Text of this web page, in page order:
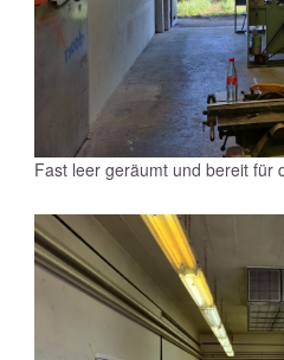
Fast leer geräumt und bereit für